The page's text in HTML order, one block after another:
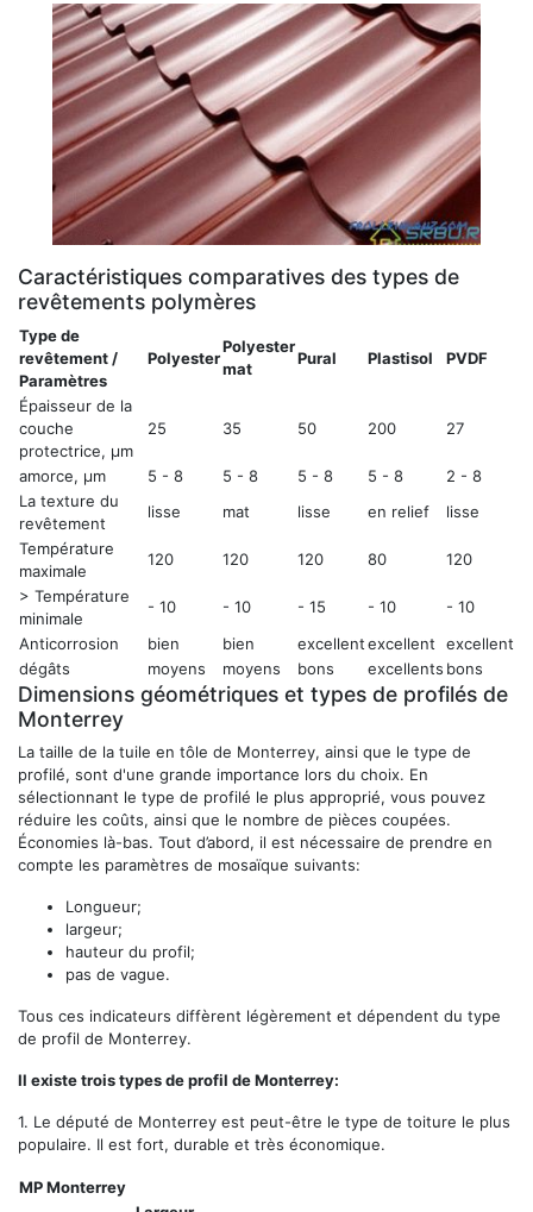
Caractéristiques comparatives des types de
revêtements polymères
Type de
revêtement /
Paramètres
Polyester
Polyester
mat
Pural Plastisol PVDF
Épaisseur de la
couche
protectrice, µm
25 35 50 200 27
amorce, µm 5 - 8 5 - 8 5 - 8 5 - 8
2 - 8
La texture du
revêtement
lisse mat lisse en relief
lisse
Température
maximale
120 120 120 80
120
> Température
minimale
- 10 - 10 - 15 - 10
- 10
Anticorrosion
bien bien excellentexcellent
excellent
dégâts
moyens moyens bons excellents bons
Dimensions géométriques et types de profilés de
Monterrey
La taille de la tuile en tôle de Monterrey, ainsi que le type de
profilé, sont d'une grande importance lors du choix. En
sélectionnant le type de profilé le plus approprié, vous pouvez
réduire les coûts, ainsi que le nombre de pièces coupées.
Économies là-bas. Tout d’abord, il est nécessaire de prendre en
compte les paramètres de mosaïque suivants:
Longueur;
largeur;
hauteur du profil;
pas de vague.
Tous ces indicateurs diffèrent légèrement et dépendent du type
de profil de Monterrey.
Il existe trois types de profil de Monterrey:
1. Le député de Monterrey est peut-être le type de toiture le plus
populaire. Il est fort, durable et très économique.
MP Monterrey